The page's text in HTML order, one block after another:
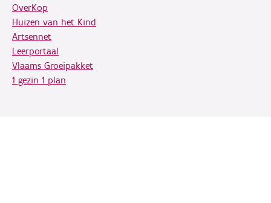
OverKop
Huizen van het Kind
Artsennet
Leerportaal
Vlaams Groeipakket
1 gezin 1 plan